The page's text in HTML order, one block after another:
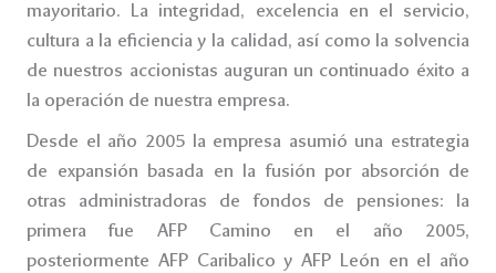
mayoritario. La integridad, excelencia en el servicio,
cultura a la eficiencia y la calidad, así como la solvencia
de nuestros accionistas auguran un continuado éxito a
la operación de nuestra empresa.
Desde el año 2005 la empresa asumió una estrategia
de expansión basada en la fusión por absorción de
otras administradoras de fondos de pensiones: la
primera fue AFP Camino en el año 2005,
posteriormente AFP Caribalico y AFP León en el año